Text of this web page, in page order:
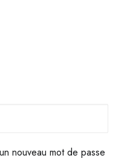
nouveau mot de passe